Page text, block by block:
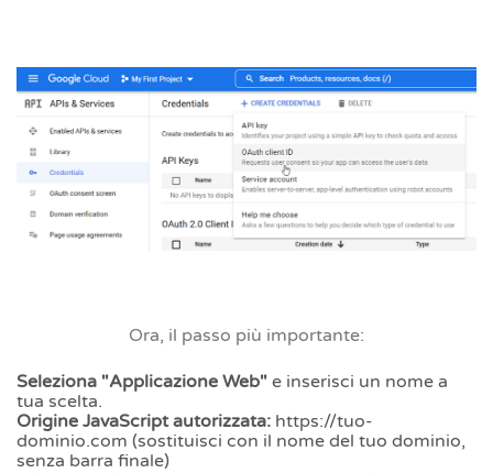
Ora, il passo più importante:
Seleziona "Applicazione Web" e inserisci un nome a
tua scelta.
Origine JavaScript autorizzata: https://tuo-
dominio.com (sostituisci con il nome del tuo dominio,
senza barra finale)